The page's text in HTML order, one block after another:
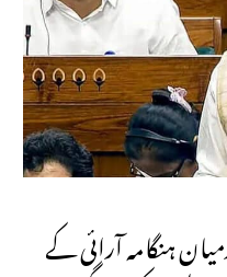
ہنگامہ آرائی کے